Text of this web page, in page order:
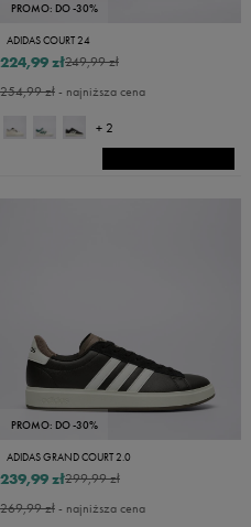
PROMO: DO -30%
ADIDAS COURT 24
249,99 zł
224,99 zł
254,99 zł- najniższa cena
+ 2
PROMO: DO -30%
ADIDAS GRAND COURT 2.0
299,99 zł
239,99 zł
269,99 zł- najniższa cena